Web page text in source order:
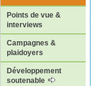
Points de vue &
interviews
Campagnes &
plaidoyers
Développement
soutenable